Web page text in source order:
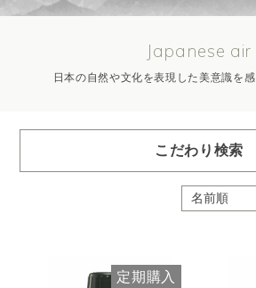
Japanese air
日本の自然や文化を表現した美意識を
こだわり検索
容量・用途で絞り込む ※一つお選び
定期 業務用オイル250ml
定期購入